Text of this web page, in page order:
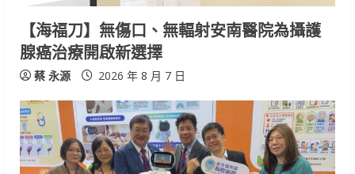
【海福刀】無傷口、無輻射安南醫院為攝護
腺癌治療開啟新選擇
蔡 永源 2026 年 8 月 7 日